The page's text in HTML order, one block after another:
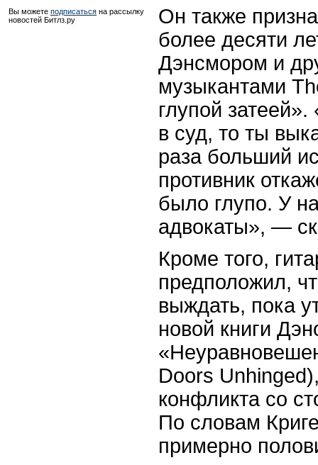
Вы можете подписаться на рассылку
новостей Битлз.ру
Он также
более десяти
Дэнсмором и
музыкантами
глупой
в суд, то ты
раза больший
противник
было глупо. У
адвокаты», —
Кроме того,
предположил,
выждать, пока
новой книги
Doors
конфликта со
По словам
примерно